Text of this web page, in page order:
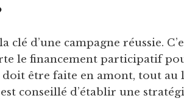
d’une campagne réussie.
le financement participatif
être faite en amont, tout au
conseillé d’établir une